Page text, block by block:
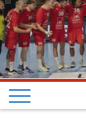
Previous